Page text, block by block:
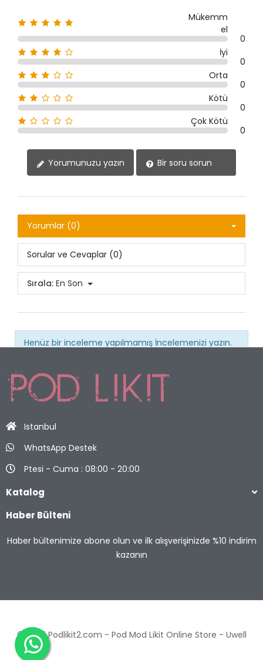
Mükemm
el
0
İyi
0
Orta
0
Kötü
0
Çok Kötü
0
Yorumunuzu yazın Bir soru sorun
Yorumlar (0)
Sorular ve Cevaplar (0)
Sırala: En Son
Henüz bir inceleme yapılmamış İncelemenizi yazın.
Istanbul
WhatsApp Destek
Ptesi - Cuma : 08:00 - 20:00
Katalog
Haber Bülteni
Haber bültenimize abone olun ve ilk alışverişinizde %10 indirim
kazanın
© 2025 Podlikit2.com - Pod Mod Likit Online Store - Uwell